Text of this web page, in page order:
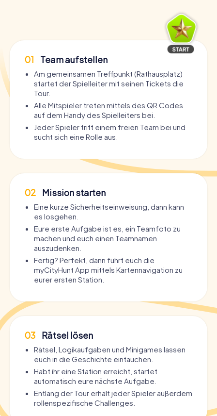
01 Team aufstellen
Am gemeinsamen Treffpunkt (Rathausplatz)
startet der Spielleiter mit seinen Tickets die
Tour.
Alle Mitspieler treten mittels des QR Codes
auf dem Handy des Spielleiters bei.
Jeder Spieler tritt einem freien Team bei und
sucht sich eine Rolle aus.
02 Mission starten
Eine kurze Sicherheitseinweisung, dann kann
es losgehen.
Eure erste Aufgabe ist es, ein Teamfoto zu
machen und euch einen Teamnamen
auszudenken.
Fertig? Perfekt, dann führt euch die
myCityHunt App mittels Kartennavigation zu
eurer ersten Station.
03 Rätsel lösen
Rätsel, Logikaufgaben und Minigames lassen
euch in die Geschichte eintauchen.
Habt ihr eine Station erreicht, startet
automatisch eure nächste Aufgabe.
Entlang der Tour erhält jeder Spieler außerdem
rollenspezifische Challenges.